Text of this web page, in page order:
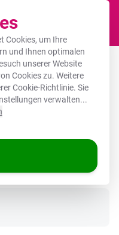
Cookies, um Ihre
und Ihnen optimalen
unserer Website
Cookies zu. Weitere
Cookie-Richtlinie. Sie
verwalten...
– Stapel -